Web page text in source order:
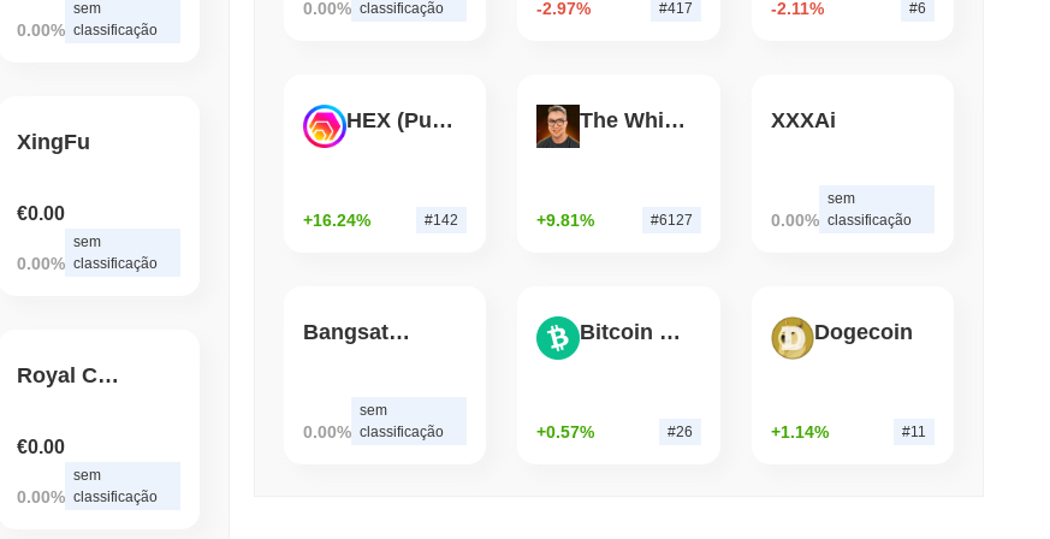
por APIs
Boltz Desativou Sua Própria Ponte Bitcoin Após Ataques de IA
0.00%
sem
classificação
XingFu
€0.00
0.00%
sem
classificação
Royal Corgi Index
€0.00
0.00%
sem
classificação
0.00% classificação
-2.97% #417 -2.11% #6
HEX (Pulsechain)
+16.24% #142
The White Bull
+9.81% #6127
XXXAi
0.00%
sem
classificação
Bangsat 666
0.00%
sem
classificação
Bitcoin Cash
+0.57% #26
Dogecoin
+1.14% #11